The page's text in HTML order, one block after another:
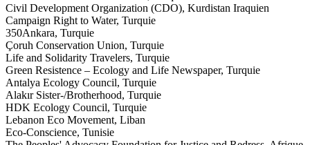
Civil Development Organization (CDO), Kurdistan Iraquien
Campaign Right to Water, Turquie
350Ankara, Turquie
Çoruh Conservation Union, Turquie
Life and Solidarity Travelers, Turquie
Green Resistence – Ecology and Life Newspaper, Turquie
Antalya Ecology Council, Turquie
Alakır Sister-/Brotherhood, Turquie
HDK Ecology Council, Turquie
Lebanon Eco Movement, Liban
Eco-Conscience, Tunisie